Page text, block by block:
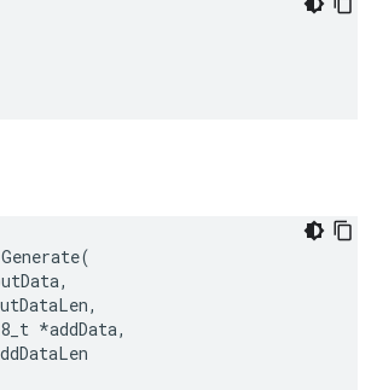
Generate(
,
,
*addData,